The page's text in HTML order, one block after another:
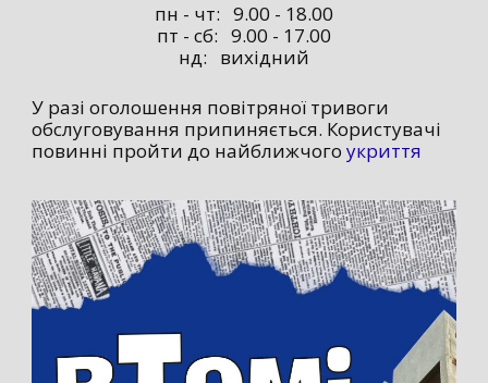
пн - чт: 9.00 - 18.00
пт - сб: 9.00 - 17.00
нд: вихідний
У разі оголошення повітряної тривоги
обслуговування припиняється. Користувачі
повинні пройти до найближчого укриття